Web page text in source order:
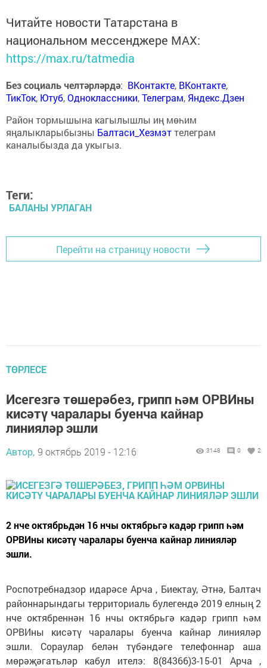
Читайте новости Татарстана в
национальном мессенджере MАХ:
https://max.ru/tatmedia
Без социаль челтәрләрдә: ВКонтакте, ВКонтакте,
ТикТок, Ютуб,Одноклассники,Телеграм, Яндекс.Дзен
Район тормышына кагылышлы иң мөһим
яңалыкларыбызны Балтаси_Хезмэттелеграм
каналыбызда да укыгыз.
Теги:
БАЛАНЫ УРЛАГАН
Перейти на страницу новости
ТӨРЛЕСЕ
Исегезгә төшерәбез, грипп һәм ОРВИны
кисәтү чаралары буенча кайнар
линияләр эшли
Автор, 9 октябрь 2019 - 12:16 3148 0 2
2 нче октябрьдән 16 нчы октябрьгә кадәр грипп һәм
ОРВИны кисәтү чаралары буенча кайнар линияләр
эшли.
Роспотребнадзор идарәсе Арча , Биектау, Әтнә, Балтач
районнарындагы территориаль булегендә 2019 елның 2
нче октябреннән 16 нчы октябрьгә кадәр грипп һәм
ОРВИны кисәтү чаралары буенча кайнар линияләр
эшли. Сораулар белән түбәндәге телефоннар аша
мөрәҗәгатьләр кабул ителэ: 8(84366)3-15-01 Арча ,